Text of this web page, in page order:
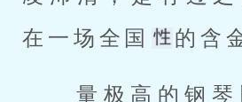
在一场全国
的含